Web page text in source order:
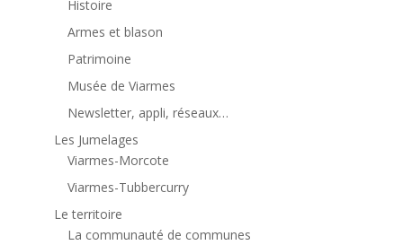
Histoire
Armes et blason
Patrimoine
Musée de Viarmes
Newsletter, appli, réseaux…
Les Jumelages
Viarmes-Morcote
Viarmes-Tubbercurry
Le territoire
La communauté de communes